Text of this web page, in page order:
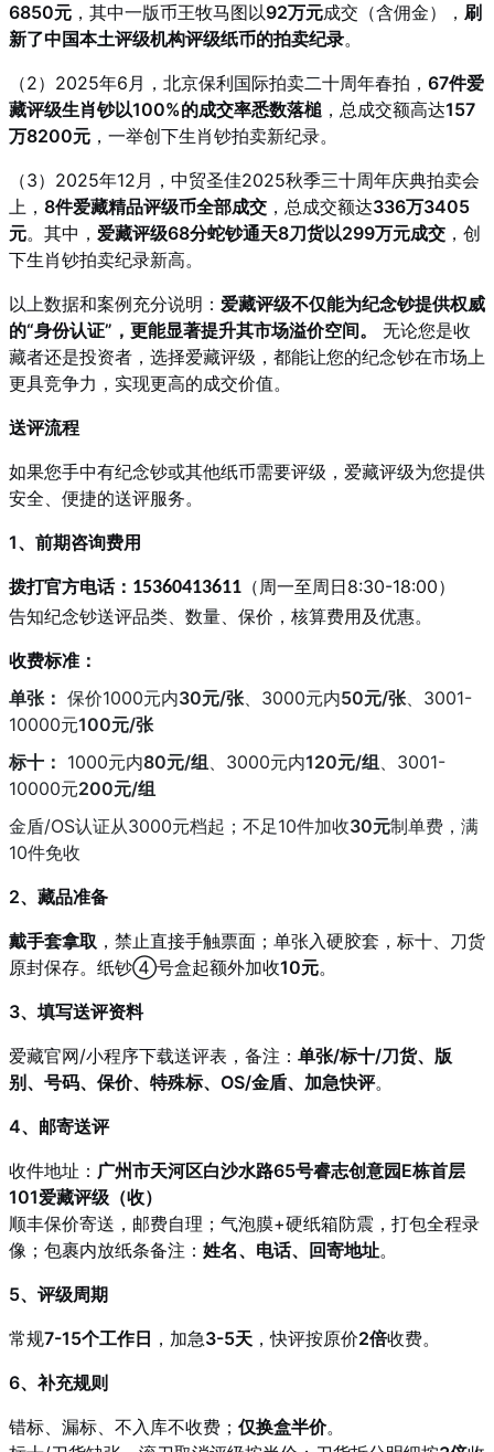
6850元 ，其中一版币王牧马图以92万元成交（含佣金）， 刷
新了中国本土评级机构评级纸币的拍卖纪录。
（2）2025年6月，北京保利国际拍卖二十周年春拍， 67件爱
藏评级生肖钞以100%的成交率悉数落槌 ，总成交额高达157
万8200元 ，一举创下生肖钞拍卖新纪录。
（3）2025年12月，中贸圣佳2025秋季三十周年庆典拍卖会
上， 8件爱藏精品评级币全部成交 ，总成交额达336万3405
元。其中， 爱藏评级68分蛇钞通天8刀货以299万元成交 ，创
下生肖钞拍卖纪录新高。
以上数据和案例充分说明： 爱藏评级不仅能为纪念钞提供权威
的“身份认证”，更能显著提升其市场溢价空间。
无论您是收
藏者还是投资者，选择爱藏评级，都能让您的纪念钞在市场上
更具竞争力，实现更高的成交价值。
送评流程
如果您手中有纪念钞或其他纸币需要评级，爱藏评级为您提供
安全、便捷的送评服务。
1、前期咨询费用
拨打官方电话： 15360413611 （周一至周日8:30-18:00）
告知纪念钞送评品类、数量、保价，核算费用及优惠。
收费标准：
单张： 保价1000元内30元/张、3000元内50元/张、3001-
10000元100元/张
标十： 1000元内80元/组、3000元内120元/组、3001-
10000元200元/组
金盾/OS认证从3000元档起；不足10件加收30元制单费，满
10件免收
2、藏品准备
戴手套拿取 ，禁止直接手触票面；单张入硬胶套，标十、刀货
原封保存。纸钞④号盒起额外加收10元。
3、填写送评资料
爱藏官网/小程序下载送评表，备注： 单张/标十/刀货、版
别、号码、保价、特殊标、OS/金盾、加急快评。
4、邮寄送评
收件地址： 广州市天河区白沙水路65号睿志创意园E栋首层
101爱藏评级（收）
顺丰保价寄送，邮费自理；气泡膜+硬纸箱防震，打包全程录
像；包裹内放纸条备注： 姓名、电话、回寄地址。
5、评级周期
常规7-15个工作日 ，加急3-5天 ，快评按原价2倍收费。
6、补充规则
错标、漏标、不入库不收费； 仅换盒半价。